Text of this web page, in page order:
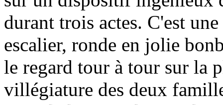
durant trois actes. C'est
escalier, ronde en jolie
le regard tour à tour sur la
villégiature des deux